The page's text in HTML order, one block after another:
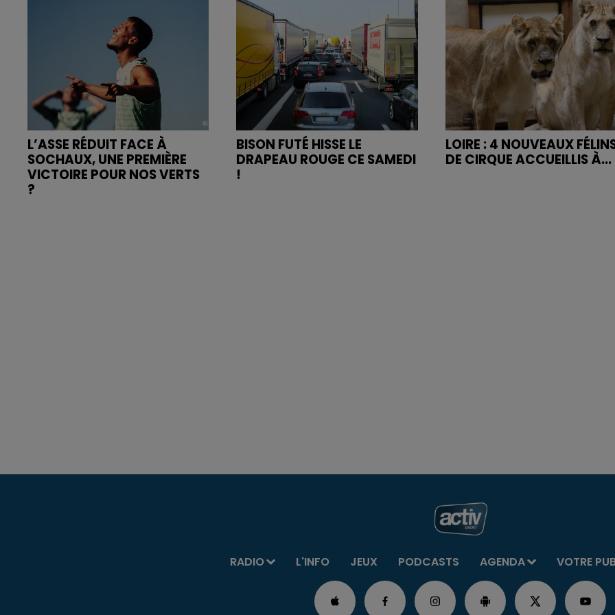
L’ASSE RÉDUIT FACE À
SOCHAUX, UNE PREMIÈRE
VICTOIRE POUR NOS VERTS
?
BISON FUTÉ HISSE LE
DRAPEAU ROUGE CE SAMEDI
!
LOIRE : 4 NOUVEAUX
DE CIRQUE ACCUEILLIS À...
RADIO L'INFO JEUX PODCASTS AGENDA VOTRE